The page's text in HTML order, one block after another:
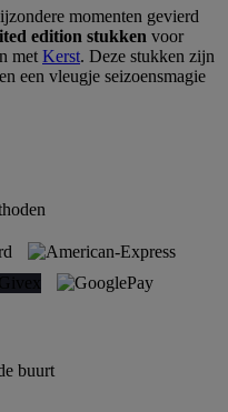
momenten gevierd
edition stukken voor
met Kerst. Deze stukken zijn
een vleugje seizoensmagie
buurt